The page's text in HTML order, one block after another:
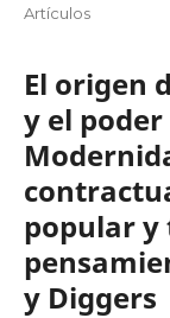
Artículos
El origen
y el
popular y
y Diggers